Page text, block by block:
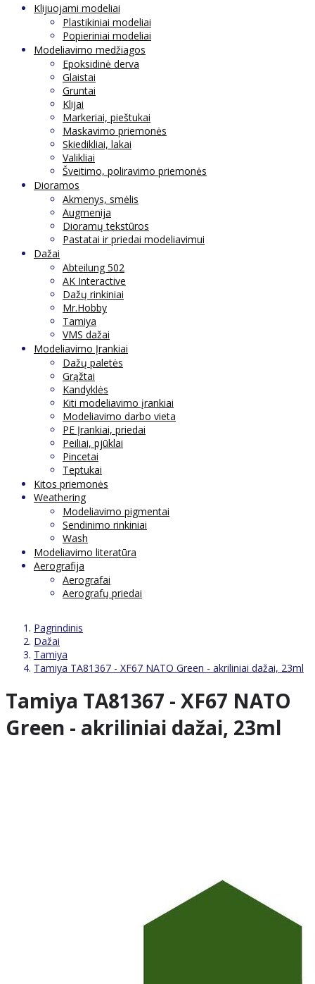
Klijuojami modeliai
Plastikiniai modeliai
Popieriniai modeliai
Modeliavimo medžiagos
Epoksidinė derva
Glaistai
Gruntai
Klijai
Markeriai, pieštukai
Maskavimo priemonės
Skiedikliai, lakai
Valikliai
Šveitimo, poliravimo priemonės
Dioramos
Akmenys, smėlis
Augmenija
Dioramų tekstūros
Pastatai ir priedai modeliavimui
Dažai
Abteilung 502
AK Interactive
Dažų rinkiniai
Mr.Hobby
Tamiya
VMS dažai
Modeliavimo Įrankiai
Dažų paletės
Grąžtai
Kandyklės
Kiti modeliavimo įrankiai
Modeliavimo darbo vieta
PE Įrankiai, priedai
Peiliai, pjūklai
Pincetai
Teptukai
Kitos priemonės
Weathering
Modeliavimo pigmentai
Sendinimo rinkiniai
Wash
Modeliavimo literatūra
Aerografija
Aerografai
Aerografų priedai
Pagrindinis
Dažai
Tamiya
Tamiya TA81367 - XF67 NATO Green - akriliniai dažai, 23ml
Tamiya TA81367 - XF67 NATO
Green - akriliniai dažai, 23ml